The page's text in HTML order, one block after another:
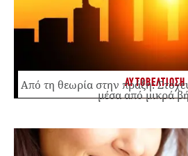
ΑΥΤΟΒΕΛΤΙΩΣΗ
Από τη θεωρία στην πράξη:
μέσα από μικρά